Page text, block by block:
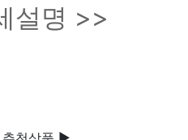
설명 >>